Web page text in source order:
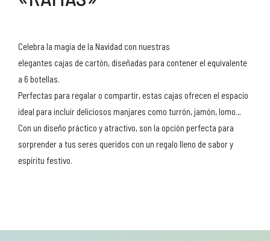
Celebra la magia de la Navidad con nuestras
elegantes cajas de cartón, diseñadas para contener el equivalente
a 6 botellas.
Perfectas para regalar o compartir, estas cajas ofrecen el espacio
ideal para incluir deliciosos manjares como turrón, jamón, lomo…
Con un diseño práctico y atractivo, son la opción perfecta para
sorprender a tus seres queridos con un regalo lleno de sabor y
espíritu festivo.